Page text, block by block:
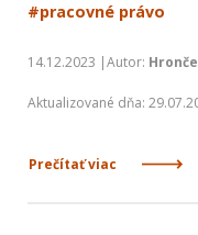
#pracovné právo
14.12.2023 |Autor:
Aktualizované dňa:
Prečítať viac